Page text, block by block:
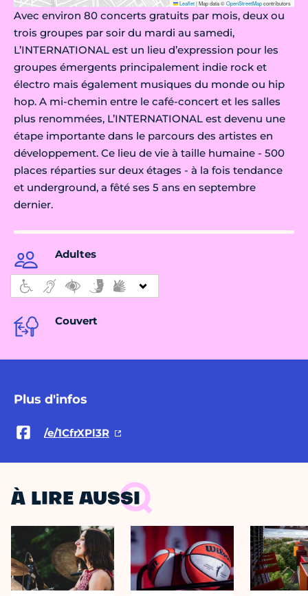
Leaflet|Map data ©OpenStreetMapcontributors
Avec environ 80 concerts gratuits par mois, deux ou
trois groupes par soir du mardi au samedi,
L’INTERNATIONAL est un lieu d’expression pour les
groupes émergents principalement indie rock et
électro mais également musiques du monde ou hip
hop. A mi-chemin entre le café-concert et les salles
plus renommées, L’INTERNATIONAL est devenu une
étape importante dans le parcours des artistes en
développement. Ce lieu de vie à taille humaine - 500
places réparties sur deux étages - à la fois tendance
et underground, a fêté ses 5 ans en septembre
dernier.
Adultes
Couvert
Plus d'infos
/e/1CfrXPl3R
À LIRE AUSSI